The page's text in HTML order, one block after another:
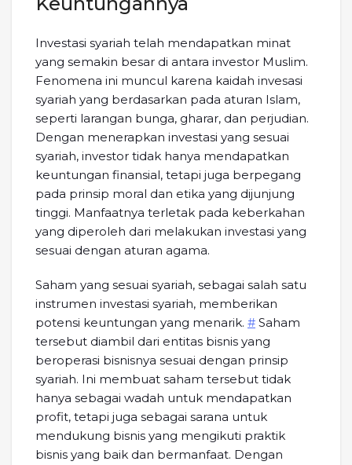
Investasi syariah telah mendapatkan minat
yang semakin besar di antara investor Muslim.
Fenomena ini muncul karena kaidah invesasi
syariah yang berdasarkan pada aturan Islam,
seperti larangan bunga, gharar, dan perjudian.
Dengan menerapkan investasi yang sesuai
syariah, investor tidak hanya mendapatkan
keuntungan finansial, tetapi juga berpegang
pada prinsip moral dan etika yang dijunjung
tinggi. Manfaatnya terletak pada keberkahan
yang diperoleh dari melakukan investasi yang
sesuai dengan aturan agama.
Saham yang sesuai syariah, sebagai salah satu
instrumen investasi syariah, memberikan
potensi keuntungan yang menarik. # Saham
tersebut diambil dari entitas bisnis yang
beroperasi bisnisnya sesuai dengan prinsip
syariah. Ini membuat saham tersebut tidak
hanya sebagai wadah untuk mendapatkan
profit, tetapi juga sebagai sarana untuk
mendukung bisnis yang mengikuti praktik
bisnis yang baik dan bermanfaat. Dengan